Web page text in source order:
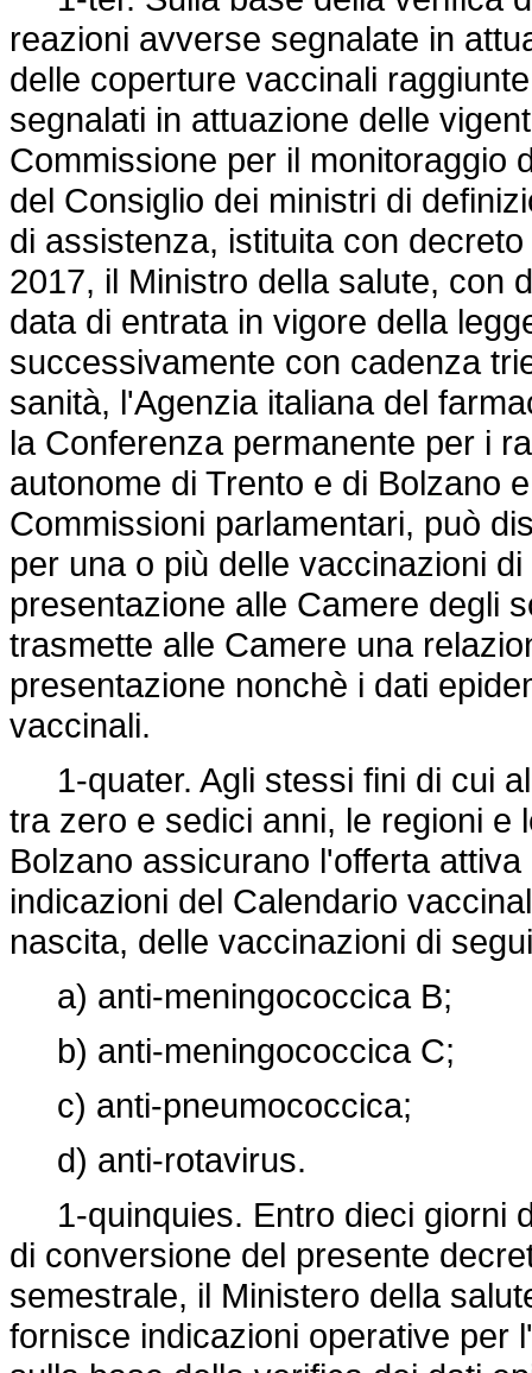
reazioni avverse segnalate in
delle coperture vaccinali
segnalati in attuazione delle
Commissione per il monitoraggio
del Consiglio dei ministri di
di assistenza, istituita con
2017, il Ministro della salute, con
data di entrata in vigore della
successivamente con cadenza
sanità, l'Agenzia italiana del
la Conferenza permanente per i
autonome di Trento e di Bolzano
Commissioni parlamentari, può
per una o più delle vaccinazioni
presentazione alle Camere degli
trasmette alle Camere una
presentazione nonchè i dati
vaccinali.
1-quater. Agli stessi fini di cui
tra zero e sedici anni, le regioni e
Bolzano assicurano l'offerta
indicazioni del Calendario
nascita, delle vaccinazioni di
a) anti-meningococcica B;
b) anti-meningococcica C;
c) anti-pneumococcica;
d) anti-rotavirus.
1-quinquies. Entro dieci giorni
di conversione del presente
semestrale, il Ministero della
fornisce indicazioni operative per